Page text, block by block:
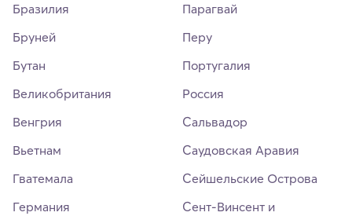
Бразилия
Бруней
Бутан
Великобритания
Венгрия
Вьетнам
Гватемала
Германия
Парагвай
Перу
Португалия
Россия
Сальвадор
Саудовская Аравия
Сейшельские Острова
Сент-Винсент и